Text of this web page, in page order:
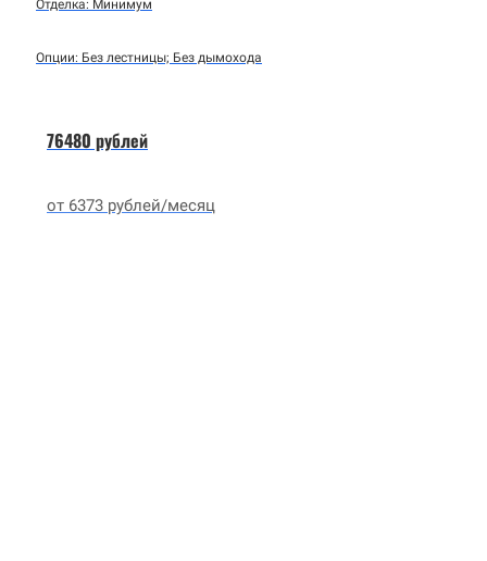
Отделка: Минимум
Опции: Без лестницы; Без дымохода
76480 рублей
от 6373 рублей/месяц